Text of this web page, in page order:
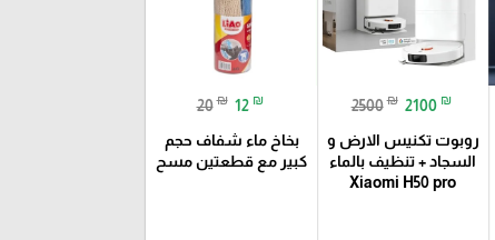
2500 ₪ 2100 ₪
روبوت تكنيس الارض و
السجاد + تنظيف بالماء
Xiaomi H50 pro
20 ₪ 12 ₪
بخاخ ماء شفاف حجم
كبير مع قطعتين مسح